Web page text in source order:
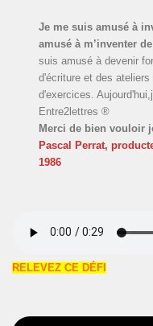
Je me suis amusé à
amusé à m’inventer
suis amusé à devenir
d'écriture et des
d'exercices.
Entre2lettres ®
Merci de bien vouloir
Pascal Perrat,
1986
RELEVEZ CE DÉFI